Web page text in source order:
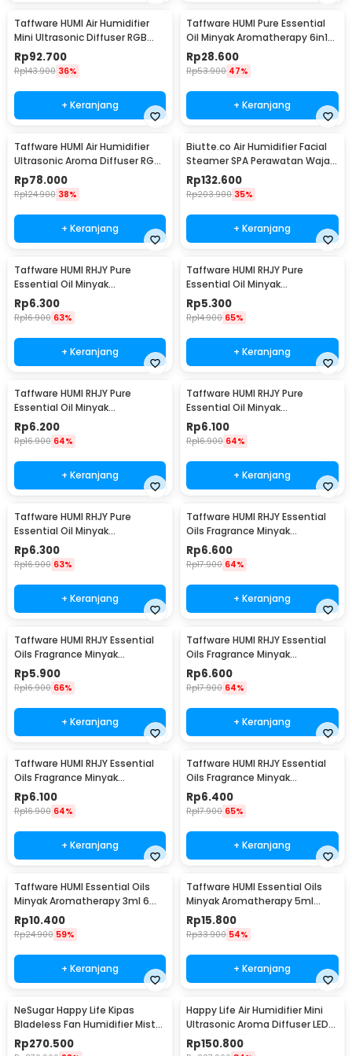
Taffware HUMI Air Humidifier
Mini Ultrasonic Diffuser RGB
500ml Remote - HUMI H14A
Rp92.700
Rp143.900 36%
+ Keranjang
Taffware HUMI Pure Essential
Oil Minyak Aromatherapy 6in1
10ml - RS-25
Rp28.600
Rp53.900 47%
+ Keranjang
Taffware HUMI Air Humidifier
Ultrasonic Aroma Diffuser RGB
1L - KS-600
Rp78.000
Rp124.900 38%
+ Keranjang
Biutte.co Air Humidifier Facial
Steamer SPA Perawatan Wajah
- 618
Rp132.600
Rp203.900 35%
+ Keranjang
Taffware HUMI RHJY Pure
Essential Oil Minyak
Aromatherapy 10ml Jasmine -
RH-15
Rp6.300
Rp16.900 63%
+ Keranjang
Taffware HUMI RHJY Pure
Essential Oil Minyak
Aromatherapy 10ml Lavender -
RH-15
Rp5.300
Rp14.900 65%
+ Keranjang
Taffware HUMI RHJY Pure
Essential Oil Minyak
Aromatherapy 10ml Rose - RH-
15
Rp6.200
Rp16.900 64%
+ Keranjang
Taffware HUMI RHJY Pure
Essential Oil Minyak
Aromatherapy 10ml Lemon -
RH-15
Rp6.100
Rp16.900 64%
+ Keranjang
Taffware HUMI RHJY Pure
Essential Oil Minyak
Aromatherapy 10ml Ocean -
RH-15
Rp6.300
Rp16.900 63%
+ Keranjang
Taffware HUMI RHJY Essential
Oils Fragrance Minyak
Aromatherapy 10ml Jasmine -
RD-20
Rp6.600
Rp17.900 64%
+ Keranjang
Taffware HUMI RHJY Essential
Oils Fragrance Minyak
Aromatherapy 10ml Strawberry
- RD-20
Rp5.900
Rp16.900 66%
+ Keranjang
Taffware HUMI RHJY Essential
Oils Fragrance Minyak
Aromatherapy 10ml Orange -
RD-20
Rp6.600
Rp17.900 64%
+ Keranjang
Taffware HUMI RHJY Essential
Oils Fragrance Minyak
Aromatherapy 10ml Lavender -
RD-20
Rp6.100
Rp16.900 64%
+ Keranjang
Taffware HUMI RHJY Essential
Oils Fragrance Minyak
Aromatherapy 10ml Mint - RD-
20
Rp6.400
Rp17.900 65%
+ Keranjang
Taffware HUMI Essential Oils
Minyak Aromatherapy 3ml 6
PCS Mixing - RS-15
Rp10.400
Rp24.900 59%
+ Keranjang
Taffware HUMI Essential Oils
Minyak Aromatherapy 5ml
Mixing 6 PCS Mixing - RS-10
Rp15.800
Rp33.900 54%
+ Keranjang
NeSugar Happy Life Kipas
Bladeless Fan Humidifier Mist
LED - R011
Rp270.500
Happy Life Air Humidifier Mini
Ultrasonic Aroma Diffuser LED
RGB 120ml - HL-EOD01
Rp150.800